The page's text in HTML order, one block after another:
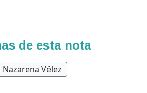
de esta nota
Nazarena Vélez